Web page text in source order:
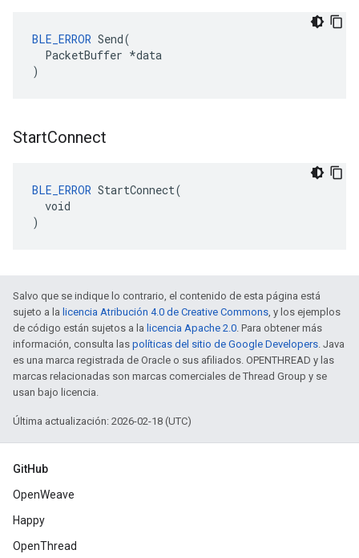
BLE_ERROR Send(
  PacketBuffer *data
)
StartConnect
BLE_ERROR StartConnect(
  void
)
Salvo que se indique lo contrario, el contenido de esta página está
sujeto a la licencia Atribución 4.0 de Creative Commons, y los ejemplos
de código están sujetos a la licencia Apache 2.0. Para obtener más
información, consulta las políticas del sitio de Google Developers. Java
es una marca registrada de Oracle o sus afiliados. OPENTHREAD y las
marcas relacionadas son marcas comerciales de Thread Group y se
usan bajo licencia.
Última actualización: 2026-02-18 (UTC)
GitHub
OpenWeave
Happy
OpenThread